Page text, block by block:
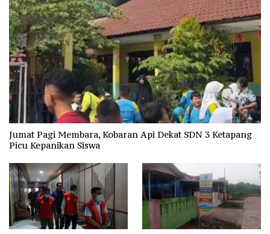
Jumat Pagi Membara, Kobaran Api Dekat SDN 3 Ketapang
Picu Kepanikan Siswa